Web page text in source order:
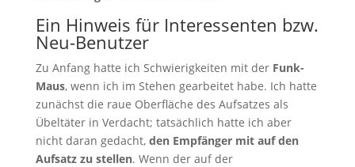
Ein Hinweis für Interessenten bzw.
Neu-Benutzer
Zu Anfang hatte ich Schwierigkeiten mit der Funk-
Maus, wenn ich im Stehen gearbeitet habe. Ich hatte
zunächst die raue Oberfläche des Aufsatzes als
Übeltäter in Verdacht; tatsächlich hatte ich aber
nicht daran gedacht, den Empfänger mit auf den
Aufsatz zu stellen. Wenn der auf der